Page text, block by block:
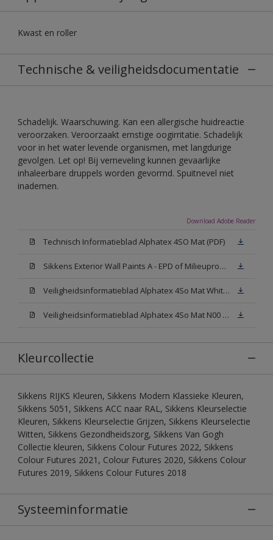
Kwast en roller
Technische & veiligheidsdocumentatie
Schadelijk. Waarschuwing. Kan een allergische huidreactie
veroorzaken. Veroorzaakt ernstige oogirritatie. Schadelijk
voor in het water levende organismen, met langdurige
gevolgen. Let op! Bij verneveling kunnen gevaarlijke
inhaleerbare druppels worden gevormd. Spuitnevel niet
inademen.
Download Adobe Reader
Technisch Informatieblad Alphatex 4SO Mat (PDF)
Sikkens Exterior Wall Paints A - EPD of Milieuproductverklaring
Veiligheidsinformatieblad Alphatex 4So Mat White W05 (MSDS)
Veiligheidsinformatieblad Alphatex 4So Mat N00 (MSDS)
Kleurcollectie
Sikkens RIJKS Kleuren, Sikkens Modern Klassieke Kleuren,
Sikkens 5051, Sikkens ACC naar RAL, Sikkens Kleurselectie
Kleuren, Sikkens Kleurselectie Grijzen, Sikkens Kleurselectie
Witten, Sikkens Gezondheidszorg, Sikkens Van Gogh
Collectie kleuren, Sikkens Colour Futures 2022, Sikkens
Colour Futures 2021, Colour Futures 2020, Sikkens Colour
Futures 2019, Sikkens Colour Futures 2018
Systeeminformatie